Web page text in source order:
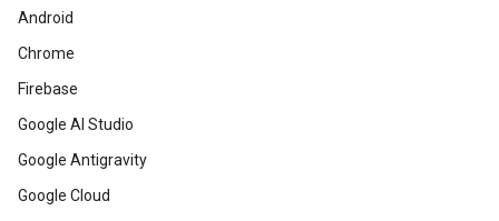
Android
Chrome
Firebase
Google AI Studio
Google Antigravity
Google Cloud